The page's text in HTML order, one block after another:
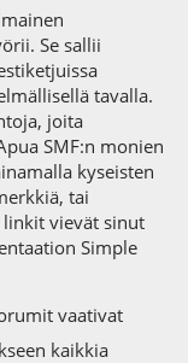
Se sallii
tavalla.
joita
SMF:n monien
kyseisten
tai
linkit vievät sinut
Simple
vaativat
kaikkia